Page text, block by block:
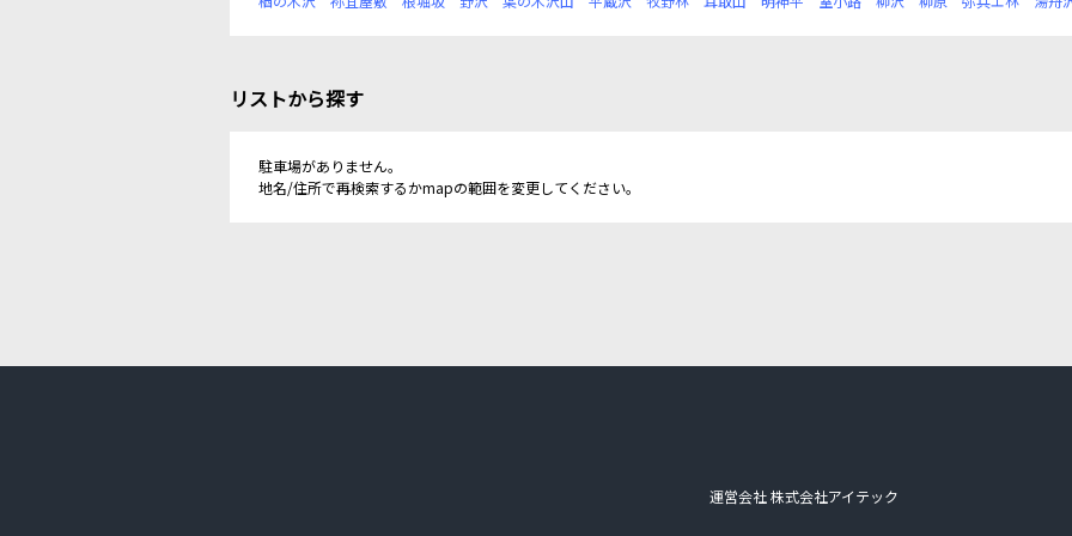
リストから探す
駐車場がありません。
地名/住所で再検索するかmapの範囲を変更してください。
運営会社 株式会社アイテック